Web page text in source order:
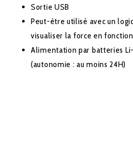
Sortie USB
Peut-être utilisé avec un
visualiser la force en
Alimentation par batteries
(autonomie : au moins 24H)